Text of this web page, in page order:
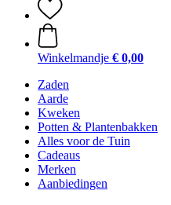
Winkelmandje € 0,00
Zaden
Aarde
Kweken
Potten & Plantenbakken
Alles voor de Tuin
Cadeaus
Merken
Aanbiedingen